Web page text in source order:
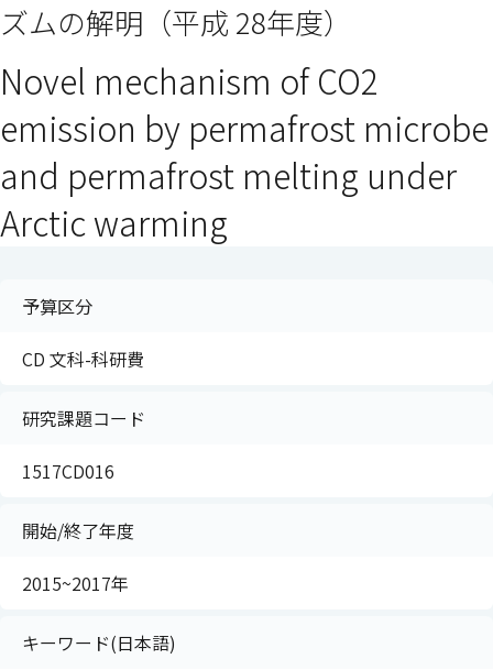
ドウで開きます）
ンドウで開きます）
ウインドウで開きます）
ズムの解明（平成 28年度）
Novel mechanism of CO2
emission by permafrost microbe
and permafrost melting under
Arctic warming
予算区分
CD 文科-科研費
研究課題コード
1517CD016
開始/終了年度
2015~2017年
キーワード(日本語)